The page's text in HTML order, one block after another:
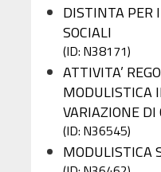
DISTINTA PER
SOCIALI
(ID: N38171)
ATTIVITA’
MODULISTICA
VARIAZIONE DI
(ID: N36545)
MODULISTICA